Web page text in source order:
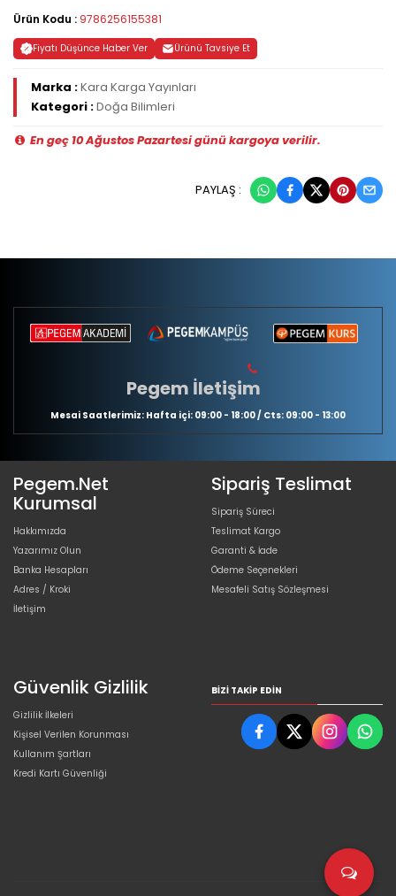
Ürün Kodu : 9786256155381
Fiyatı Düşünce Haber Ver Ürünü Tavsiye Et
Marka :Kara Karga Yayınları
Kategori :Doğa Bilimleri
En geç 10 Ağustos Pazartesi günü kargoya verilir.
PAYLAŞ :
Pegem İletişim
Mesai Saatlerimiz: Hafta içi: 09:00 - 18:00 / Cts: 09:00 - 13:00
Pegem.Net
Kurumsal
Hakkımızda
Yazarımız Olun
Banka Hesapları
Adres / Kroki
İletişim
Sipariş Teslimat
Sipariş Süreci
Teslimat Kargo
Garanti & İade
Ödeme Seçenekleri
Mesafeli Satış Sözleşmesi
Güvenlik Gizlilik
Gizlilik İlkeleri
Kişisel Verilen Korunması
Kullanım Şartları
Kredi Kartı Güvenliği
BIZI TAKIP EDIN